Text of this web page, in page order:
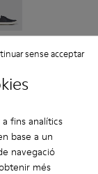
fins analítics
base a un
navegació
més
sense acceptar
016 -
- K100836-